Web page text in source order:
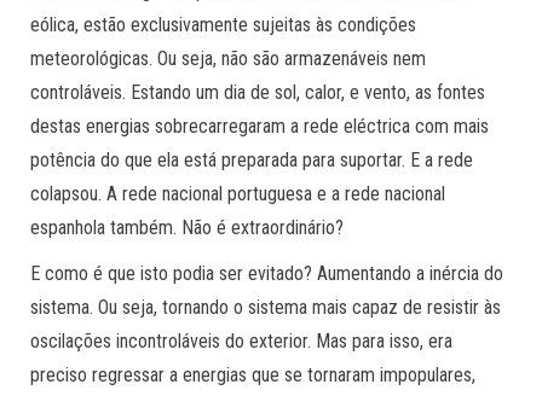
eólica, estão exclusivamente sujeitas às condições
meteorológicas. Ou seja, não são armazenáveis nem
controláveis. Estando um dia de sol, calor, e vento, as fontes
destas energias sobrecarregaram a rede eléctrica com mais
potência do que ela está preparada para suportar. E a rede
colapsou. A rede nacional portuguesa e a rede nacional
espanhola também. Não é extraordinário?
E como é que isto podia ser evitado? Aumentando a inércia do
sistema. Ou seja, tornando o sistema mais capaz de resistir às
oscilações incontroláveis do exterior. Mas para isso, era
preciso regressar a energias que se tornaram impopulares,